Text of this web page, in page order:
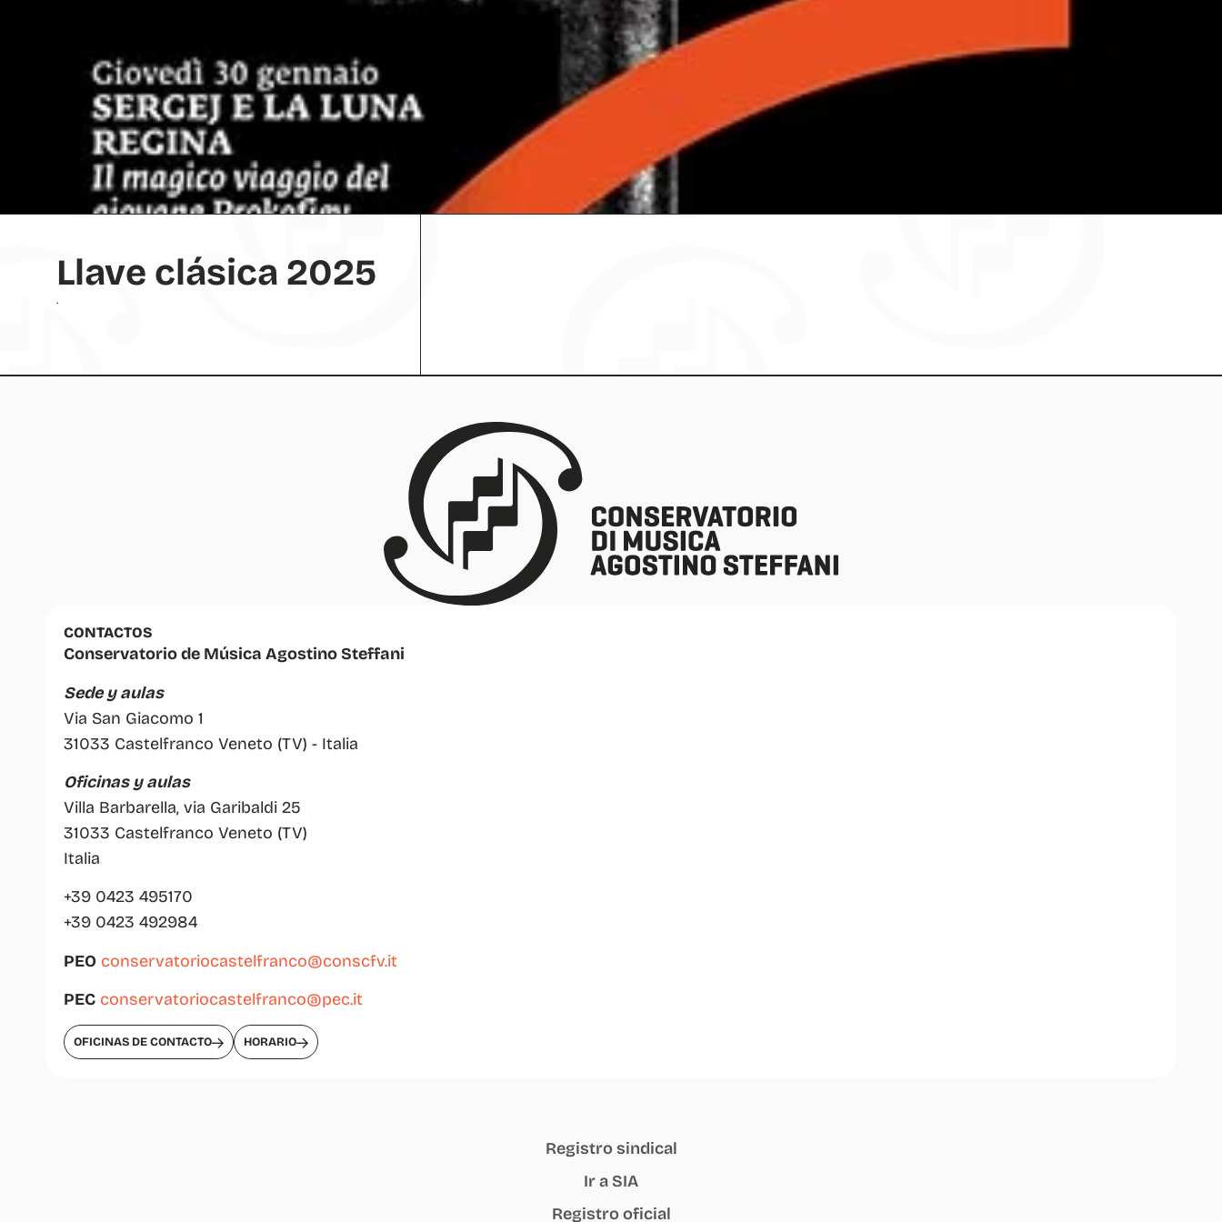
Llave clásica 2025
.
CONTACTOS
Conservatorio de Música Agostino Steffani
Sede y aulas
Via San Giacomo 1
31033 Castelfranco Veneto (TV) - Italia
Oficinas y aulas
Villa Barbarella, via Garibaldi 25
31033 Castelfranco Veneto (TV)
Italia
+39 0423 495170
+39 0423 492984
PEO conservatoriocastelfranco@conscfv.it
PEC conservatoriocastelfranco@pec.it
OFICINAS DE CONTACTO HORARIO
Registro sindical
Ir a SIA
Registro oficial